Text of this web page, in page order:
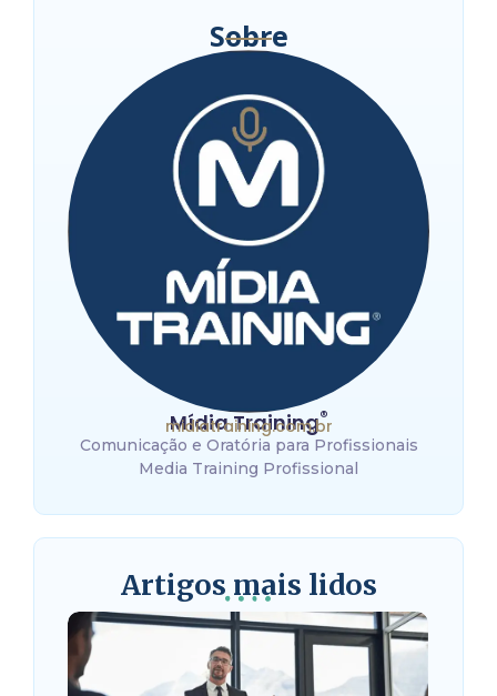
Sobre
Mídia Training®
midiatraining.com.br
Comunicação e Oratória para Profissionais
Media Training Profissional
Artigos mais lidos